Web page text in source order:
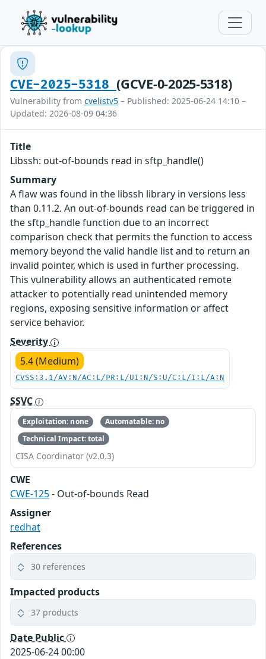
CVE-2025-5318(GCVE-0-2025-5318)
Vulnerability from cvelistv5 – Published: 2025-06-24 14:10 –
Updated: 2026-08-09 04:36
Title
Libssh: out-of-bounds read in sftp_handle()
Summary
A flaw was found in the libssh library in versions less
than 0.11.2. An out-of-bounds read can be triggered in
the sftp_handle function due to an incorrect
comparison check that permits the function to access
memory beyond the valid handle list and to return an
invalid pointer, which is used in further processing.
This vulnerability allows an authenticated remote
attacker to potentially read unintended memory
regions, exposing sensitive information or affect
service behavior.
Severity
5.4 (Medium)
CVSS:3.1/AV:N/AC:L/PR:L/UI:N/S:U/C:L/I:L/A:N
SSVC
Exploitation: none
Automatable: no
Technical Impact: total
CISA Coordinator (v2.0.3)
CWE
CWE-125- Out-of-bounds Read
Assigner
redhat
References
30 references
Impacted products
37 products
Date Public
2025-06-24 00:00